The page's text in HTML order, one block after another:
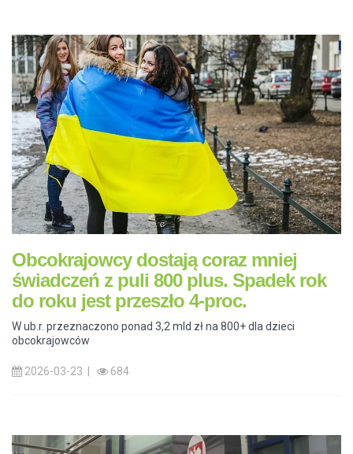
Obcokrajowcy dostają coraz mniej
świadczeń z puli 800 plus. Spadek rok
do roku jest przeszło 4-proc.
W ub.r. przeznaczono ponad 3,2 mld zł na 800+ dla dzieci
obcokrajowców
2026-03-23 | 684